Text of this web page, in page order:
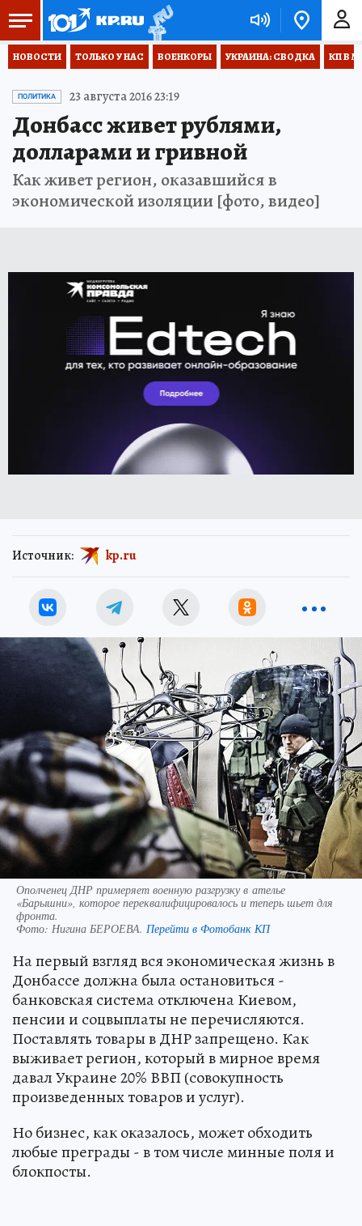
НОВОСТИ ТОЛЬКО У НАС ВОЕНКОРЫ УКРАИНА: СВОДКА КП В
ПОЛИТИКА 23 августа 2016 23:19
Донбасс живет рублями,
долларами и гривной
Как живет регион, оказавшийся в
экономической изоляции [фото, видео]
Источник: kp.ru
Ополченец ДНР примеряет военную разгрузку в ателье
«Барышни», которое переквалифицировалось и теперь шьет для
фронта.
Фото: Нигина БЕРОЕВА. Перейти в Фотобанк КП
На первый взгляд вся экономическая жизнь в
Донбассе должна была остановиться -
банковская система отключена Киевом,
пенсии и соцвыплаты не перечисляются.
Поставлять товары в ДНР запрещено. Как
выживает регион, который в мирное время
давал Украине 20% ВВП (совокупность
произведенных товаров и услуг).
Но бизнес, как оказалось, может обходить
любые преграды - в том числе минные поля и
блокпосты.